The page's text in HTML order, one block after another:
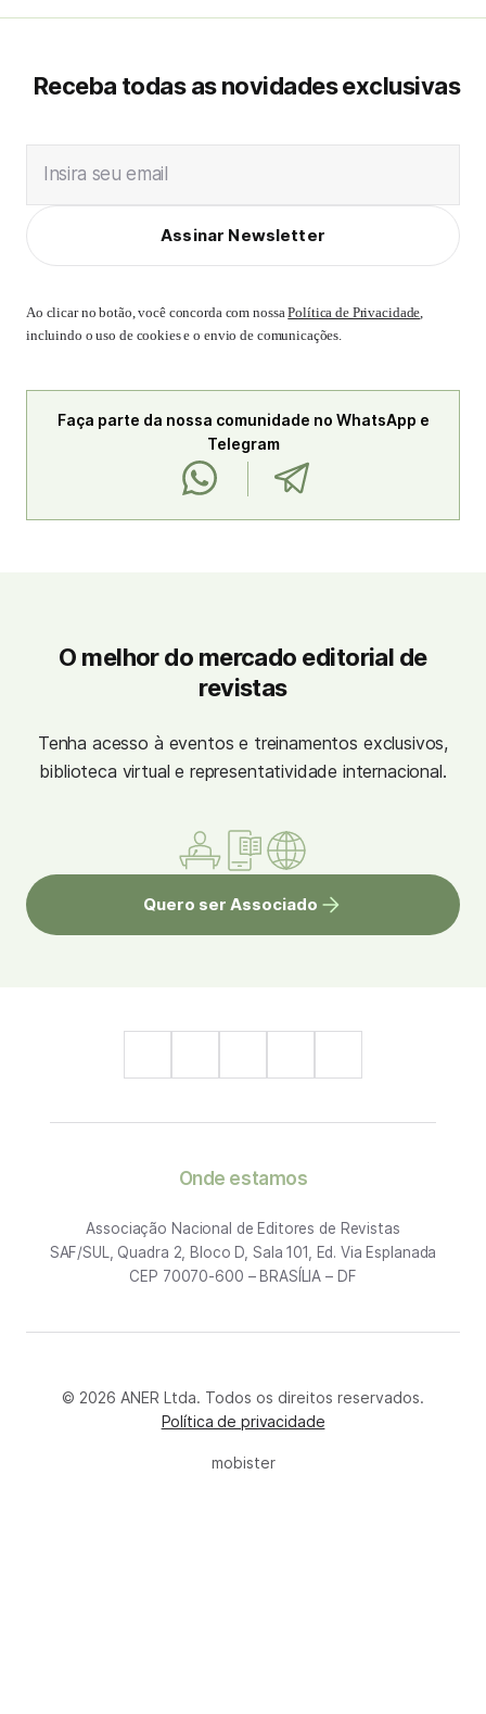
Receba todas as novidades exclusivas
Insira seu email
Assinar Newsletter
Ao clicar no botão, você concorda com nossaPolítica de Privacidade,
incluindo o uso de cookies e o envio de comunicações.
Faça parte da nossa comunidade no WhatsApp e
Telegram
O melhor do mercado editorial de
revistas
Tenha acesso à eventos e treinamentos exclusivos,
biblioteca virtual e representatividade internacional.
Quero ser Associado
Onde estamos
Associação Nacional de Editores de Revistas
SAF/SUL, Quadra 2, Bloco D, Sala 101, Ed. Via Esplanada
CEP 70070-600 – BRASÍLIA – DF
© 2026 ANER Ltda. Todos os direitos reservados.
Política de privacidade
mobister